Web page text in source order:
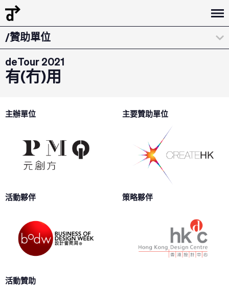
/團隊
/贊助單位
deTour 2021
有(冇)用
主辦單位 主要贊助單位
活動夥伴 策略夥伴
活動贊助